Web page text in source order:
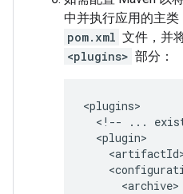
中并执行应用的主
pom.xml 文件，并
<plugins> 部分：
<!--
...